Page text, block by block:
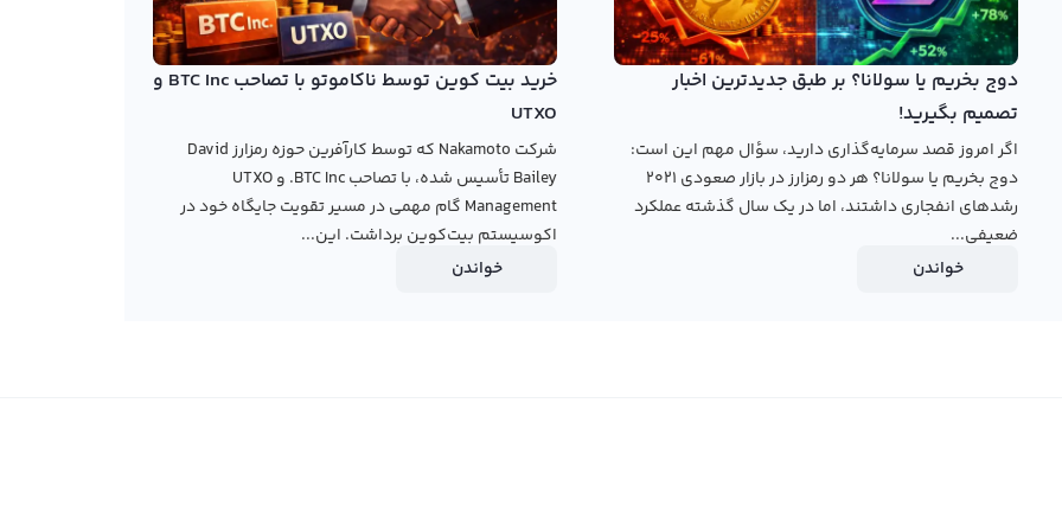
و قیمت ورود و خروج از معاملات است. شناخت بهترین زمان و
گران کمک می‌کند تا سود بیشتری را به دست آورند و خطرات
رالبکس استفاده کرد. با استفاده از پلتفرم تبدیل سریع،
فروش داد یا آن را به دیگر ارزهای دیجیتال تبدیل کرد.
خود را انجام دهید و با قیمت دلخواه خود یا قیمت‌های
دوج بخریم یا سولانا؟ بر طبق جدیدترین اخبار
تصمیم بگیرید!
اگر امروز قصد سرمایه‌گذاری دارید، سؤال مهم این است:
دوج بخریم یا سولانا؟ هر دو رمزارز در بازار صعودی ۲۰۲۱
رشدهای انفجاری داشتند، اما در یک سال گذشته عملکرد
ضعیفی...
خواندن
خرید بیت کوین توسط ناکاموتو با تصاحب BTC Inc و
UTXO
شرکت Nakamoto که توسط کارآفرین حوزه رمزارز David
Bailey تأسیس شده، با تصاحب BTC Inc. و UTXO
Management گام مهمی در مسیر تقویت جایگاه خود در
اکوسیستم بیت‌کوین برداشت. این...
خواندن